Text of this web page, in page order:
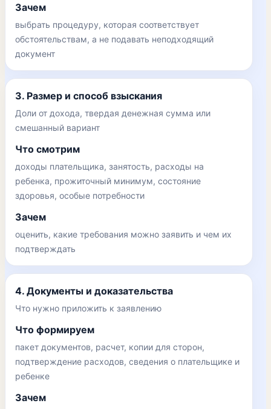
Зачем
выбрать процедуру, которая соответствует
обстоятельствам, а не подавать неподходящий
документ
3. Размер и способ взыскания
Доли от дохода, твердая денежная сумма или
смешанный вариант
Что смотрим
доходы плательщика, занятость, расходы на
ребенка, прожиточный минимум, состояние
здоровья, особые потребности
Зачем
оценить, какие требования можно заявить и чем их
подтверждать
4. Документы и доказательства
Что нужно приложить к заявлению
Что формируем
пакет документов, расчет, копии для сторон,
подтверждение расходов, сведения о плательщике и
ребенке
Зачем